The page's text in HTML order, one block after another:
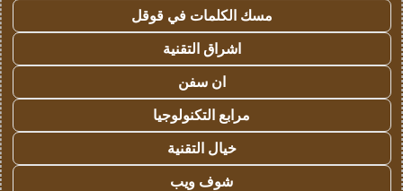
مسك الكلمات في قوقل
اشراق التقنية
ان سفن
مرابع التكنولوجيا
خيال التقنية
شوف ويب